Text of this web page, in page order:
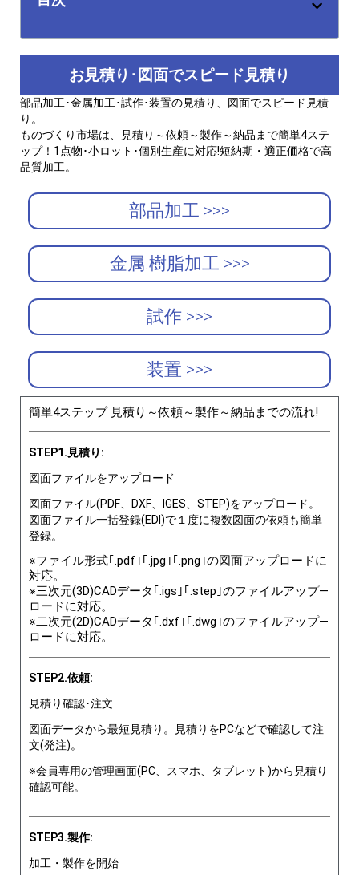
お見積り･図面でスピード見積り
部品加工･金属加工･試作･装置の見積り、図面でスピード見積
り。
ものづくり市場は、見積り～依頼～製作～納品まで簡単4ステ
ップ！1点物･小ロット･個別生産に対応!短納期・適正価格で高
品質加工。
部品加工 >>>
金属.樹脂加工 >>>
試作 >>>
装置 >>>
簡単4ステップ 見積り～依頼～製作～納品までの流れ!
STEP1.見積り:
図面ファイルをアップロード
図面ファイル(PDF、DXF、IGES、STEP)をアップロード。
図面ファイル一括登録(EDI)で１度に複数図面の依頼も簡単
登録。
※ファイル形式｢.pdf｣｢.jpg｣｢.png｣の図面アップロードに
対応。
※三次元(3D)CADデータ｢.igs｣｢.step｣のファイルアップ―
ロードに対応。
※二次元(2D)CADデータ｢.dxf｣｢.dwg｣のファイルアップ―
ロードに対応。
STEP2.依頼:
見積り確認･注文
図面データから最短見積り。見積りをPCなどで確認して注
文(発注)。
※会員専用の管理画面(PC、スマホ、タブレット)から見積り
確認可能。
STEP3.製作:
加工・製作を開始